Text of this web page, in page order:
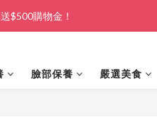
$500購物金！
臉部保養 嚴選美食